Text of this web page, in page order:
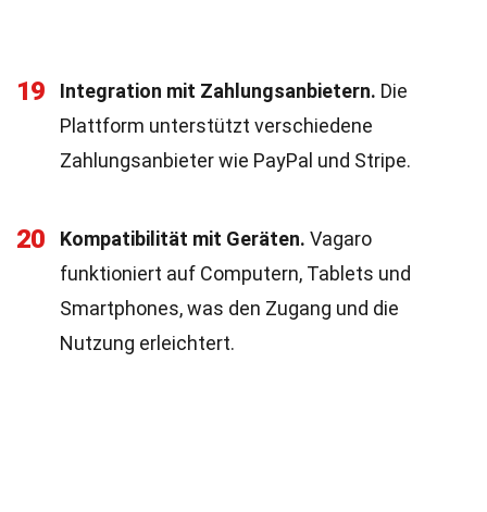
19 Integration mit Zahlungsanbietern. Die
Plattform unterstützt verschiedene
Zahlungsanbieter wie PayPal und Stripe.
20 Kompatibilität mit Geräten. Vagaro
funktioniert auf Computern, Tablets und
Smartphones, was den Zugang und die
Nutzung erleichtert.